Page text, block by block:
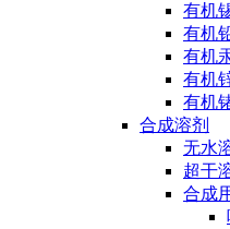
有机
有机
有机
有机
有机
合成溶剂
无水
超干
合成